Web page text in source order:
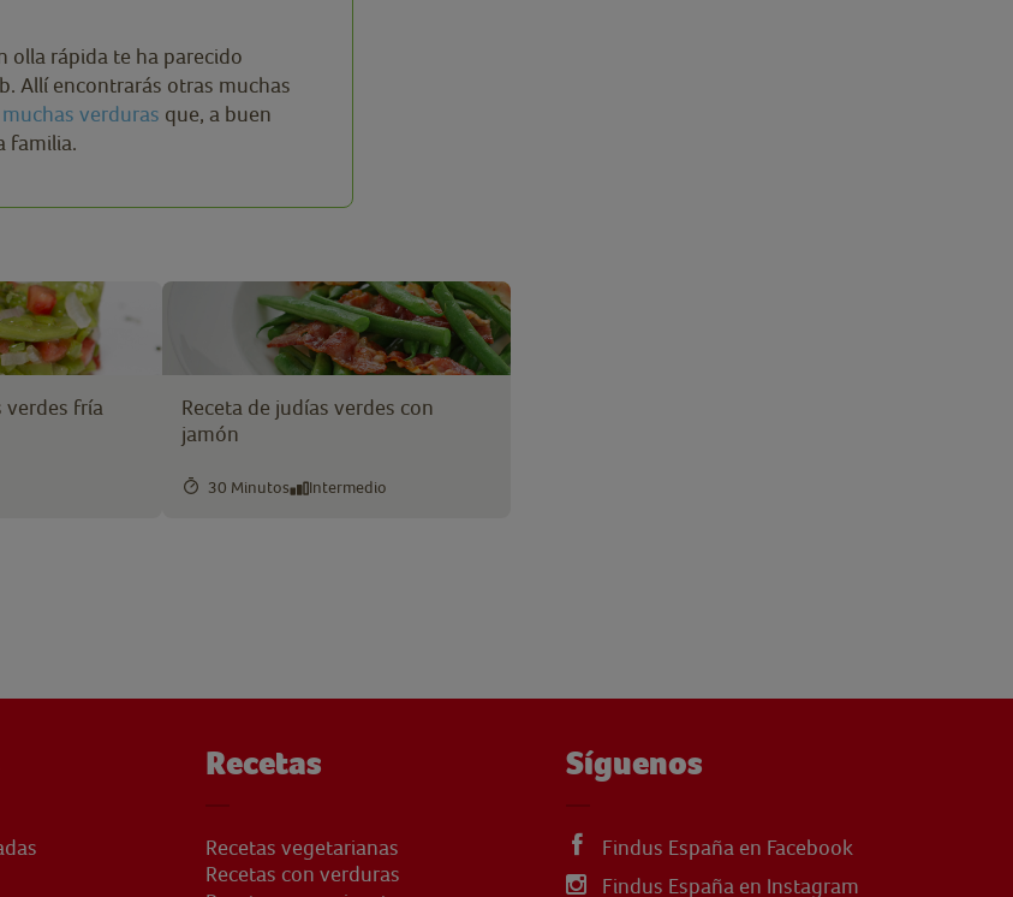
olla rápida te ha parecido
Allí encontrarás otras muchas
verduras que, a buen
familia.
verdes fría
Receta de judías verdes con
jamón
30 Minutos Intermedio
Recetas
Recetas vegetarianas
Recetas con verduras
Síguenos
Findus España en Facebook
Findus España en Instagram